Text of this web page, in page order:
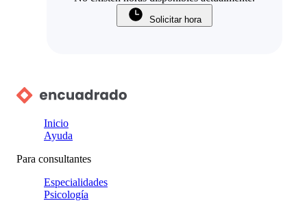
Solicitar hora
Inicio
Ayuda
Para consultantes
Especialidades
Psicología